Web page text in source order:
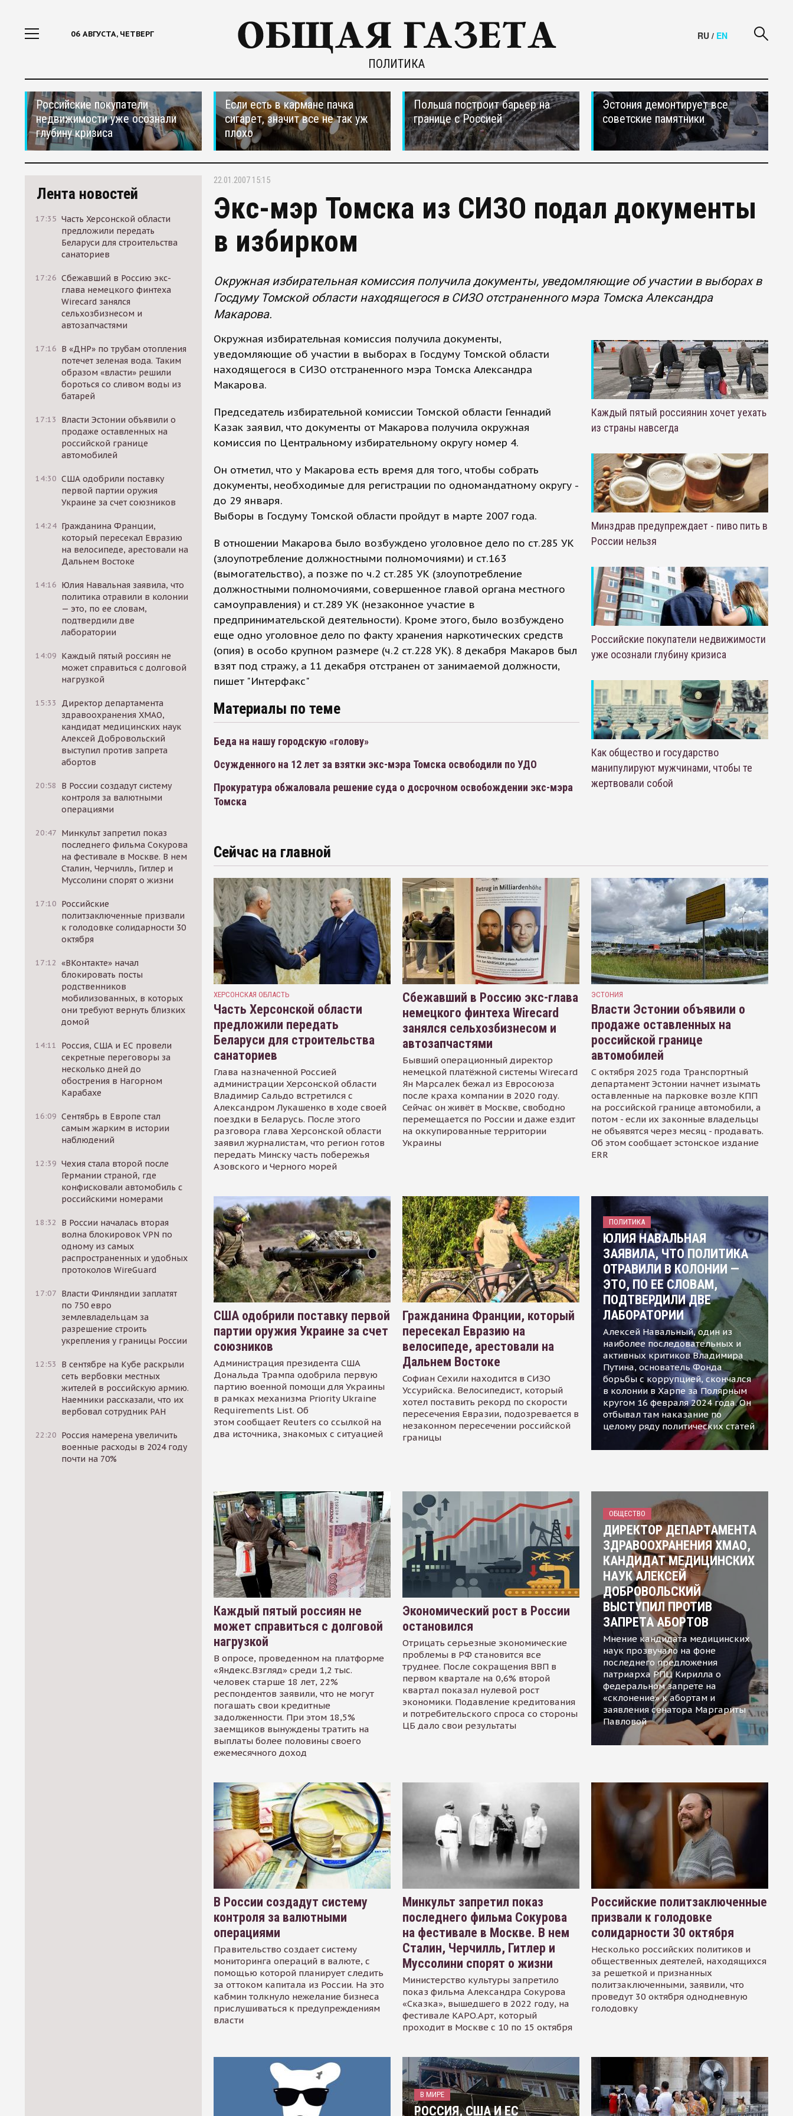
06 АВГУСТА, ЧЕТВЕРГ
ПОЛИТИКА
RU / EN
Российские покупатели
недвижимости уже осознали
глубину кризиса
Если есть в кармане пачка
сигарет, значит все не так уж
плохо
Польша построит барьер на
границе с Россией
Эстония демонтирует все
советские памятники
Лента новостей
17:35 Часть Херсонской области
предложили передать
Беларуси для строительства
санаториев
17:26 Сбежавший в Россию экс-
глава немецкого финтеха
Wirecard занялся
сельхозбизнесом и
автозапчастями
17:16 В «ДНР» по трубам отопления
потечет зеленая вода. Таким
образом «власти» решили
бороться со сливом воды из
батарей
17:13
Власти Эстонии объявили о
продаже оставленных на
российской границе
автомобилей
14:30 США одобрили поставку
первой партии оружия
Украине за счет союзников
14:24 Гражданина Франции,
который пересекал Евразию
на велосипеде, арестовали на
Дальнем Востоке
14:16 Юлия Навальная заявила, что
политика отравили в колонии
— это, по ее словам,
подтвердили две
лаборатории
14:09 Каждый пятый россиян не
может справиться с долговой
нагрузкой
15:33
Директор департамента
здравоохранения ХМАО,
кандидат медицинских наук
Алексей Добровольский
выступил против запрета
абортов
20:58
В России создадут систему
контроля за валютными
операциями
20:47 Минкульт запретил показ
последнего фильма Сокурова
на фестивале в Москве. В нем
Сталин, Черчилль, Гитлер и
Муссолини спорят о жизни
17:10 Российские
политзаключенные призвали
к голодовке солидарности 30
октября
17:12 «ВКонтакте» начал
блокировать посты
родственников
мобилизованных, в которых
они требуют вернуть близких
домой
14:11
Россия, США и ЕС провели
секретные переговоры за
несколько дней до
обострения в Нагорном
Карабахе
16:09 Сентябрь в Европе стал
самым жарким в истории
наблюдений
12:39 Чехия стала второй после
Германии страной, где
конфисковали автомобиль с
российскими номерами
18:32
В России началась вторая
волна блокировок VPN по
одному из самых
распространенных и удобных
протоколов WireGuard
17:07 Власти Финляндии заплатят
по 750 евро
землевладельцам за
разрешение строить
укрепления у границы России
12:53
В сентябре на Кубе раскрыли
сеть вербовки местных
жителей в российскую армию.
Наемники рассказали, что их
вербовал сотрудник РАН
22:20 Россия намерена увеличить
военные расходы в 2024 году
почти на 70%
22.01.2007 15:15
Экс-мэр Томска из СИЗО подал документы
в избирком
Окружная избирательная комиссия получила документы, уведомляющие об участии в выборах в
Госдуму Томской области находящегося в СИЗО отстраненного мэра Томска Александра
Макарова.
Окружная избирательная комиссия получила документы,
уведомляющие об участии в выборах в Госдуму Томской области
находящегося в СИЗО отстраненного мэра Томска Александра
Макарова.
Председатель избирательной комиссии Томской области Геннадий
Казак заявил, что документы от Макарова получила окружная
комиссия по Центральному избирательному округу номер 4.
Он отметил, что у Макарова есть время для того, чтобы собрать
документы, необходимые для регистрации по одномандатному округу -
до 29 января.
Выборы в Госдуму Томской области пройдут в марте 2007 года.
В отношении Макарова было возбуждено уголовное дело по ст.285 УК
(злоупотребление должностными полномочиями) и ст.163
(вымогательство), а позже по ч.2 ст.285 УК (злоупотребление
должностными полномочиями, совершенное главой органа местного
самоуправления) и ст.289 УК (незаконное участие в
предпринимательской деятельности). Кроме этого, было возбуждено
еще одно уголовное дело по факту хранения наркотических средств
(опия) в особо крупном размере (ч.2 ст.228 УК). 8 декабря Макаров был
взят под стражу, а 11 декабря отстранен от занимаемой должности,
пишет "Интерфакс"
Материалы по теме
Беда на нашу городскую «голову»
Осужденного на 12 лет за взятки экс-мэра Томска освободили по УДО
Прокуратура обжаловала решение суда о досрочном освобождении экс-мэра
Томска
Каждый пятый россиянин хочет уехать
из страны навсегда
Минздрав предупреждает - пиво пить в
России нельзя
Российские покупатели недвижимости
уже осознали глубину кризиса
Как общество и государство
манипулируют мужчинами, чтобы те
жертвовали собой
Сейчас на главной
ХЕРСОНСКАЯ ОБЛАСТЬ
Часть Херсонской области
предложили передать
Беларуси для строительства
санаториев
Глава назначенной Россией
администрации Херсонской области
Владимир Сальдо встретился с
Александром Лукашенко в ходе своей
поездки в Беларусь. После этого
разговора глава Херсонской области
заявил журналистам, что регион готов
передать Минску часть побережья
Азовского и Черного морей
Сбежавший в Россию экс-глава
немецкого финтеха Wirecard
занялся сельхозбизнесом и
автозапчастями
Бывший операционный директор
немецкой платёжной системы Wirecard
Ян Марсалек бежал из Евросоюза
после краха компании в 2020 году.
Сейчас он живёт в Москве, свободно
перемещается по России и даже ездит
на оккупированные территории
Украины
ЭСТОНИЯ
Власти Эстонии объявили о
продаже оставленных на
российской границе
автомобилей
С октября 2025 года Транспортный
департамент Эстонии начнет изымать
оставленные на парковке возле КПП
на российской границе автомобили, а
потом - если их законные владельцы
не объявятся через месяц - продавать.
Об этом сообщает эстонское издание
ERR
США одобрили поставку первой
партии оружия Украине за счет
союзников
Администрация президента США
Дональда Трампа одобрила первую
партию военной помощи для Украины
в рамках механизма Priority Ukraine
Requirements List. Об
этом сообщает Reuters со ссылкой на
два источника, знакомых с ситуацией
Гражданина Франции, который
пересекал Евразию на
велосипеде, арестовали на
Дальнем Востоке
Софиан Сехили находится в СИЗО
Уссурийска. Велосипедист, который
хотел поставить рекорд по скорости
пересечения Евразии, подозревается в
незаконном пересечении российской
границы
ПОЛИТИКА
ЮЛИЯ НАВАЛЬНАЯ
ЗАЯВИЛА, ЧТО ПОЛИТИКА
ОТРАВИЛИ В КОЛОНИИ —
ЭТО, ПО ЕЕ СЛОВАМ,
ПОДТВЕРДИЛИ ДВЕ
ЛАБОРАТОРИИ
Алексей Навальный, один из
наиболее последовательных и
активных критиков Владимира
Путина, основатель Фонда
борьбы с коррупцией, скончался
в колонии в Харпе за Полярным
кругом 16 февраля 2024 года. Он
отбывал там наказание по
целому ряду политических статей
Каждый пятый россиян не
может справиться с долговой
нагрузкой
В опросе, проведенном на платформе
«Яндекс.Взгляд» среди 1,2 тыс.
человек старше 18 лет, 22%
респондентов заявили, что не могут
погашать свои кредитные
задолженности. При этом 18,5%
заемщиков вынуждены тратить на
выплаты более половины своего
ежемесячного доход
Экономический рост в России
остановился
Отрицать серьезные экономические
проблемы в РФ становится все
труднее. После сокращения ВВП в
первом квартале на 0,6% второй
квартал показал нулевой рост
экономики. Подавление кредитования
и потребительского спроса со стороны
ЦБ дало свои результаты
ОБЩЕСТВО
ДИРЕКТОР ДЕПАРТАМЕНТА
ЗДРАВООХРАНЕНИЯ ХМАО,
КАНДИДАТ МЕДИЦИНСКИХ
НАУК АЛЕКСЕЙ
ДОБРОВОЛЬСКИЙ
ВЫСТУПИЛ ПРОТИВ
ЗАПРЕТА АБОРТОВ
Мнение кандидата медицинских
наук прозвучало на фоне
последнего предложения
патриарха РПЦ Кирилла о
федеральном запрете на
«склонение» к абортам и
заявления сенатора Маргариты
Павловой
В России создадут систему
контроля за валютными
операциями
Правительство создает систему
мониторинга операций в валюте, с
помощью которой планирует следить
за оттоком капитала из России. На это
кабмин толкнуло нежелание бизнеса
прислушиваться к предупреждениям
власти
Минкульт запретил показ
последнего фильма Сокурова
на фестивале в Москве. В нем
Сталин, Черчилль, Гитлер и
Муссолини спорят о жизни
Министерство культуры запретило
показ фильма Александра Сокурова
«Сказка», вышедшего в 2022 году, на
фестивале КАРО.Арт, который
проходит в Москве с 10 по 15 октября
Российские политзаключенные
призвали к голодовке
солидарности 30 октября
Несколько российских политиков и
общественных деятелей, находящихся
за решеткой и признанных
политзаключенными, заявили, что
проведут 30 октября однодневную
голодовку
В МИРЕ
РОССИЯ, США И ЕС